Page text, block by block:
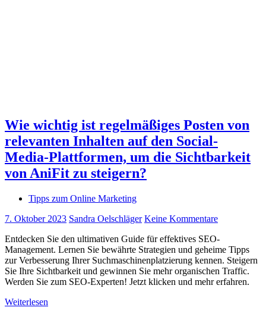
Wie wichtig ist regelmäßiges Posten von
relevanten Inhalten auf den Social-
Media-Plattformen, um die Sichtbarkeit
von AniFit zu steigern?
Tipps zum Online Marketing
7. Oktober 2023 Sandra Oelschläger Keine Kommentare
Entdecken Sie den ultimativen Guide für effektives SEO-
Management. Lernen Sie bewährte Strategien und geheime Tipps
zur Verbesserung Ihrer Suchmaschinenplatzierung kennen. Steigern
Sie Ihre Sichtbarkeit und gewinnen Sie mehr organischen Traffic.
Werden Sie zum SEO-Experten! Jetzt klicken und mehr erfahren.
Weiterlesen